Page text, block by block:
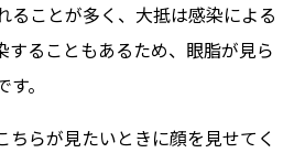
ることが多く、大抵は感染による
することもあるため、眼脂が見ら
。
ちらが見たいときに顔を見せてく